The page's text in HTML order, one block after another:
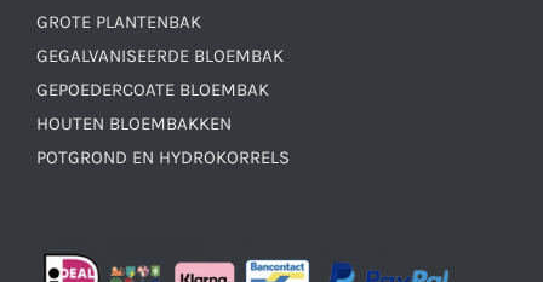
GROTE PLANTENBAK
GEGALVANISEERDE BLOEMBAK
GEPOEDERCOATE BLOEMBAK
HOUTEN BLOEMBAKKEN
POTGROND EN HYDROKORRELS